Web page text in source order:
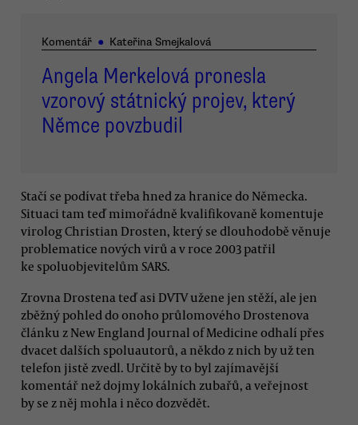
Komentář ● Kateřina Smejkalová
Angela Merkelová pronesla
vzorový státnický projev, který
Němce povzbudil
Stačí se podívat třeba hned za hranice do Německa.
Situaci tam teď mimořádně kvalifikovaně komentuje
virolog Christian Drosten, který se dlouhodobě věnuje
problematice nových virů a v roce 2003 patřil
ke spoluobjevitelům SARS.
Zrovna Drostena teď asi DVTV užene jen stěží, ale jen
zběžný pohled do onoho průlomového Drostenova
článku z New England Journal of Medicine odhalí přes
dvacet dalších spoluautorů, a někdo z nich by už ten
telefon jistě zvedl. Určitě by to byl zajímavější
komentář než dojmy lokálních zubařů, a veřejnost
by se z něj mohla i něco dozvědět.